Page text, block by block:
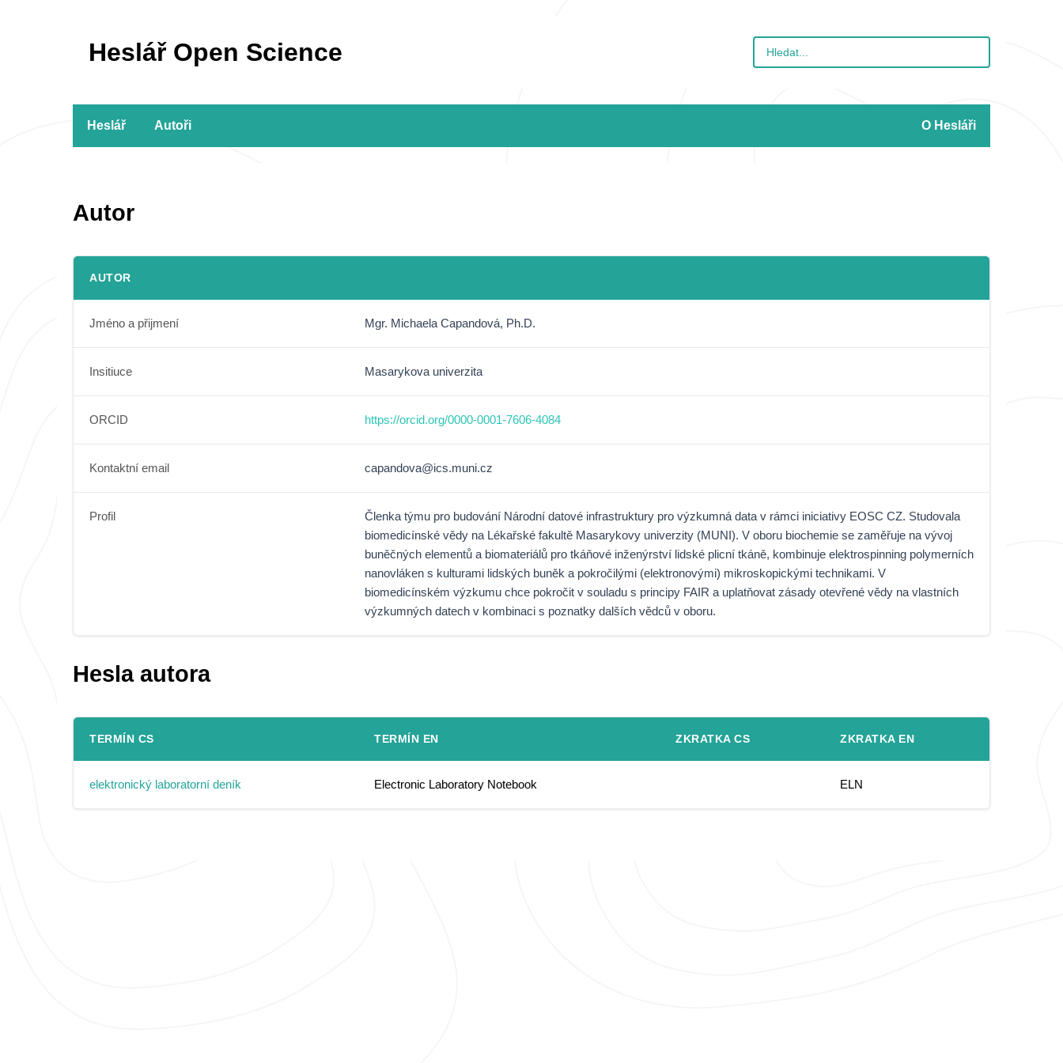
Heslář Open Science
Heslář Autoři O Hesláři
Autor
AUTOR
Jméno a přijmení Mgr. Michaela Capandová, Ph.D.
Insitiuce Masarykova univerzita
ORCID https://orcid.org/0000-0001-7606-4084
Kontaktní email capandova@ics.muni.cz
Profil
Členka týmu pro budování Národní datové infrastruktury pro výzkumná data v rámci iniciativy EOSC CZ. Studovala
biomedicínské vědy na Lékařské fakultě Masarykovy univerzity (MUNI). V oboru biochemie se zaměřuje na vývoj
buněčných elementů a biomateriálů pro tkáňové inženýrství lidské plicní tkáně, kombinuje elektrospinning polymerních
nanovláken s kulturami lidských buněk a pokročilými (elektronovými) mikroskopickými technikami. V
biomedicínském výzkumu chce pokročit v souladu s principy FAIR a uplatňovat zásady otevřené vědy na vlastních
výzkumných datech v kombinaci s poznatky dalších vědců v oboru.
Hesla autora
TERMÍN CS TERMÍN EN ZKRATKA CS ZKRATKA EN
elektronický laboratorní deník Electronic Laboratory Notebook ELN